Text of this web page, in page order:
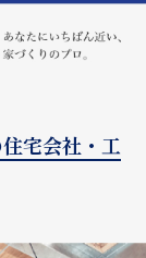
宅会社・工